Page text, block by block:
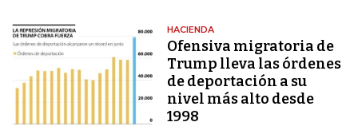
HACIENDA
Ofensiva migratoria de
Trump lleva las órdenes
de deportación a su
nivel más alto desde
1998